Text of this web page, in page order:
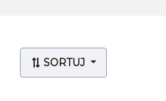
Lista wydarzeń:
SORTUJ